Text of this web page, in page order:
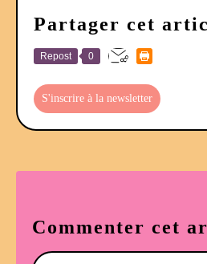
Partager cet
Repost 0
S'inscrire à la newsletter
Commenter cet